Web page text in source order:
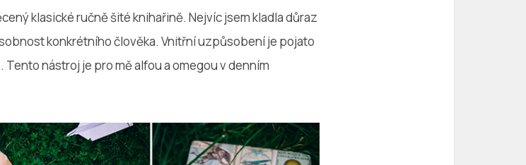
klasické ručně šité knihařině. Nejvíc jsem kladla důraz
konkrétního člověka. Vnitřní uzpůsobení je pojato
nástroj je pro mě alfou a omegou v denním